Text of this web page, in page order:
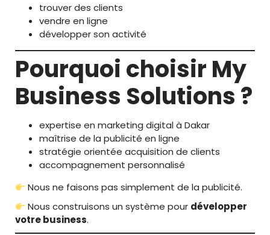
trouver des clients
vendre en ligne
développer son activité
Pourquoi choisir My
Business Solutions ?
expertise en marketing digital à Dakar
maîtrise de la publicité en ligne
stratégie orientée acquisition de clients
accompagnement personnalisé
Nous ne faisons pas simplement de la publicité.
Nous construisons un système pour développer
votre business.